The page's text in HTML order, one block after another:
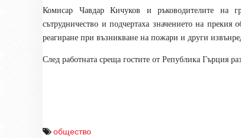
Комисар Чавдар Кичуков и ръководителите на
сътрудничество и подчертаха значението на
реагиране при възникване на пожари и други
След работната среща гостите от Република Гърция
общество